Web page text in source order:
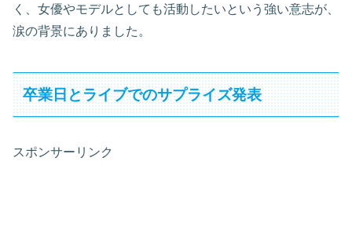
く、女優やモデルとしても活動したいという強い意志が、
涙の背景にありました。
卒業日とライブでのサプライズ発表
スポンサーリンク